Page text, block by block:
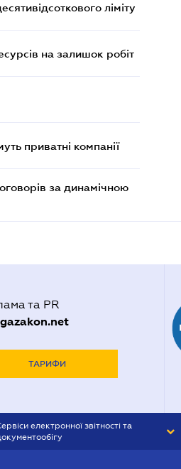
ліміту
на залишок робіт
приватні компанії
за динамічною
та PR
ТАРИФИ
електронної звітності та